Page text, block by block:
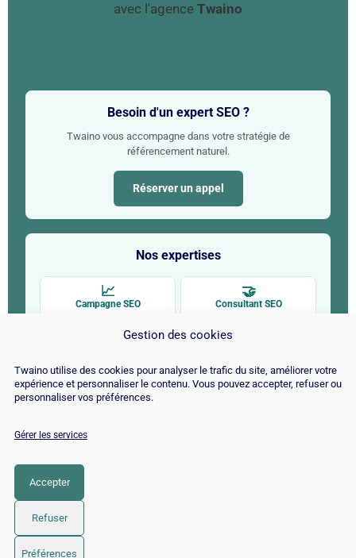
Gestion des cookies
Twaino utilise des cookies pour analyser le trafic du site, améliorer votre
expérience et personnaliser le contenu. Vous pouvez accepter, refuser ou
personnaliser vos préférences.
Gérer les services
Accepter
Refuser
Préférences
avec l'agence Twaino
Besoin d'un expert SEO ?
Twaino vous accompagne dans votre stratégie de
référencement naturel.
Réserver un appel
Nos expertises
📈
Campagne SEO
🤝
Consultant SEO
✍
Rédaction web SEO
🚀
© Copyright 2026 |